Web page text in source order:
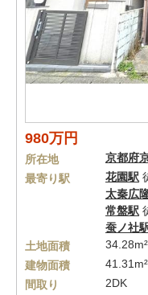
980万円
所在地 京都府
最寄り駅
花園駅
太秦広
常盤駅
蚕ノ社
土地面積
34.28m²
建物面積
41.31m²
間取り
2DK